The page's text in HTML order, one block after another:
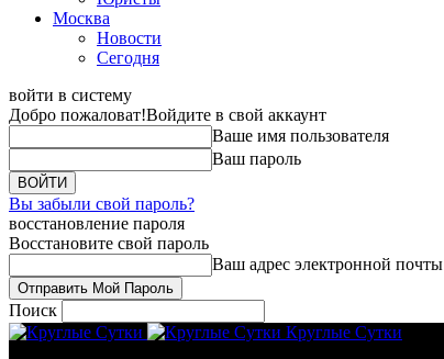
Москва
Новости
Сегодня
войти в систему
Добро пожаловат!Войдите в свой аккаунт
Ваше имя пользователя
Ваш пароль
Вы забыли свой пароль?
восстановление пароля
Восстановите свой пароль
Ваш адрес электронной почты
Поиск
Круглые Сутки